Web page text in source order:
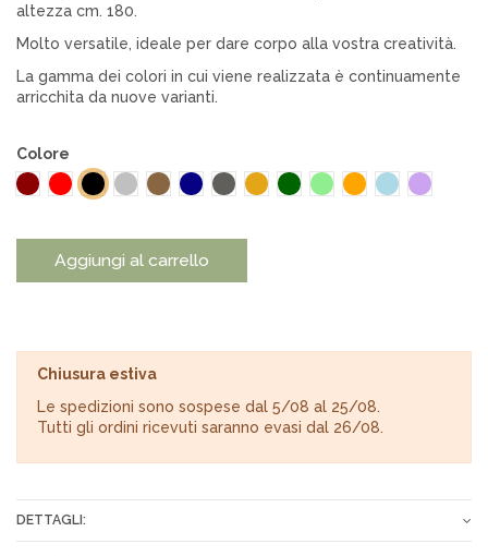
altezza cm. 180.
Molto versatile, ideale per dare corpo alla vostra creatività.
La gamma dei colori in cui viene realizzata è continuamente
arricchita da nuove varianti.
Colore
BordeauxRossoNero ArgentoNocciola
Blu AsfaltoSenapeVerde scuro
Verde chiaro
CarotaAzzurroLilla
Aggiungi al carrello
Chiusura estiva
Le spedizioni sono sospese dal 5/08 al 25/08.
Tutti gli ordini ricevuti saranno evasi dal 26/08.
DETTAGLI: